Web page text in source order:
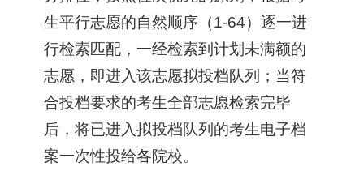
生平行志愿的自然顺序（1-64）逐一进
行检索匹配，一经检索到计划未满额的
志愿，即进入该志愿拟投档队列；当符
合投档要求的考生全部志愿检索完毕
后，将已进入拟投档队列的考生电子档
案一次性投给各院校。